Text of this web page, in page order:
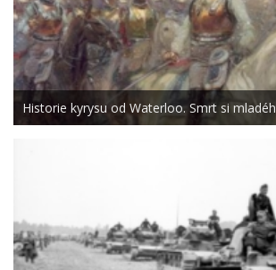
Historie kyrysu od Waterloo. Smrt si